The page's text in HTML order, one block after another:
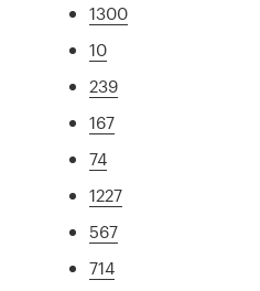
1300
10
239
167
74
1227
567
714